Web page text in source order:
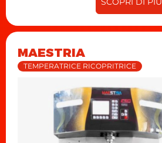
MAESTRIA
TEMPERATRICE RICOPRITRICE